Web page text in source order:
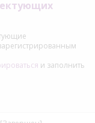
и заполнить